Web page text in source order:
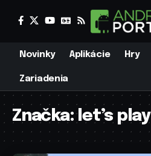
Novinky Aplikácie Hry
Zariadenia
Značka:let’s play